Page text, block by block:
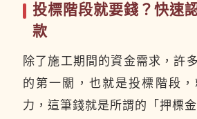
投標階段就要錢？快速
款
除了施工期間的資金需求，許
的第一關，也就是投標階段
力，這筆錢就是所謂的「押標金